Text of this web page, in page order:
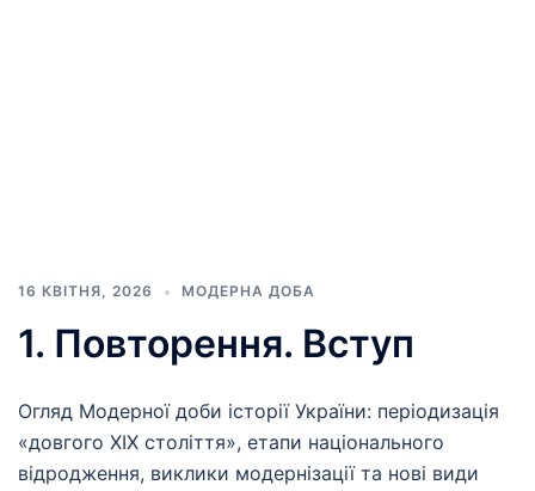
16 КВІТНЯ, 2026 МОДЕРНА ДОБА
1. Повторення. Вступ
Огляд Модерної доби історії України: періодизація
«довгого XIX століття», етапи національного
відродження, виклики модернізації та нові види